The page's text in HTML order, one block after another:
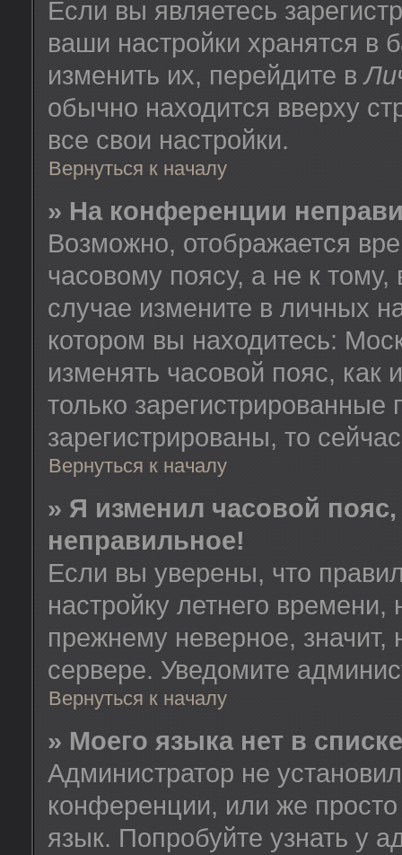
Если вы являетесь
ваши настройки хранятся
изменить их, перейдите в
обычно находится вверху
все свои настройки.
Вернуться к началу
» На конференции
Возможно, отображается
часовому поясу, а не к
случае измените в личных
котором вы находитесь:
изменять часовой пояс, как
только
зарегистрированы, то
Вернуться к началу
» Я изменил часовой
неправильное!
Если вы уверены, что
настройку летнего
прежнему неверное,
сервере. Уведомите
Вернуться к началу
» Моего языка нет в
Администратор не
конференции, или же
язык. Попробуйте узнать у